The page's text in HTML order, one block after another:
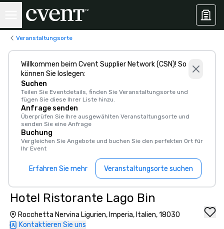
Veranstaltungsorte
Willkommen beim Cvent Supplier Network (CSN)! So
können Sie loslegen:
Suchen
Teilen Sie Eventdetails, finden Sie Veranstaltungsorte und
fügen Sie diese Ihrer Liste hinzu.
Anfrage senden
Überprüfen Sie Ihre ausgewählten Veranstaltungsorte und
senden Sie eine Anfrage
Buchung
Vergleichen Sie Angebote und buchen Sie den perfekten Ort für
Ihr Event
Erfahren Sie mehr Veranstaltungsorte suchen
Hotel Ristorante Lago Bin
Rocchetta Nervina Ligurien, Imperia, Italien, 18030
Kontaktieren Sie uns